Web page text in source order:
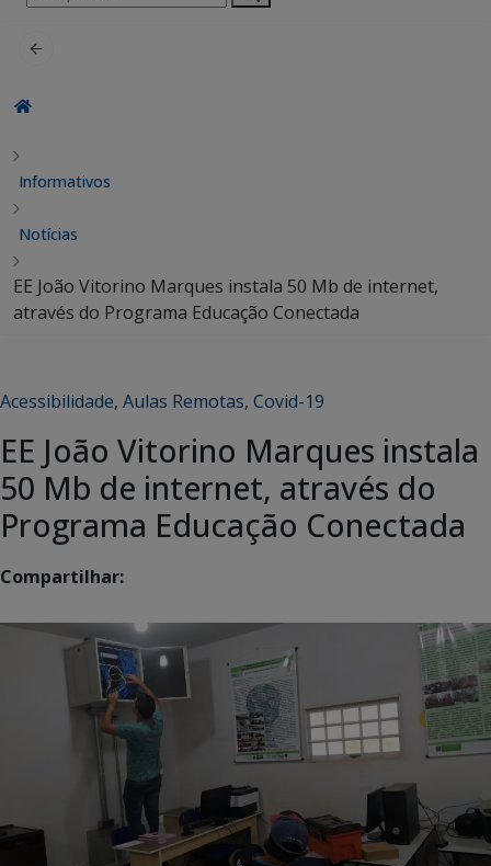
por:
Informativos
Notícias
EE João Vitorino Marques instala 50 Mb de internet,
através do Programa Educação Conectada
Acessibilidade, Aulas Remotas, Covid-19
EE João Vitorino Marques instala
50 Mb de internet, através do
Programa Educação Conectada
Compartilhar: